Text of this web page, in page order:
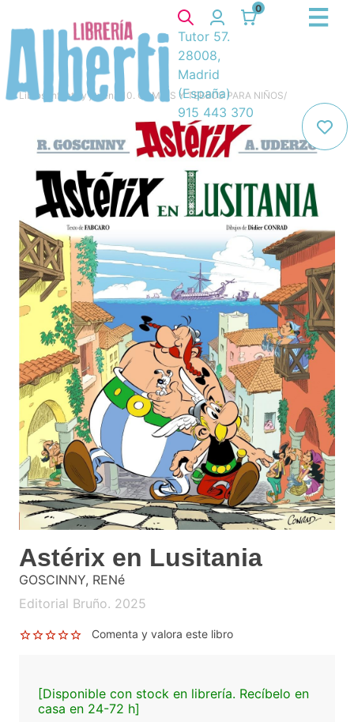
0
Tutor 57.
28008,
Madrid
(España)
915 443 370
Libros Infantil y juvenil 10. COMICS Y TEBEOS PARA NIÑOS/
Astérix en Lusitania
GOSCINNY, RENé
Editorial Bruño. 2025
Comenta y valora este libro
[Disponible con stock en librería. Recíbelo en
casa en 24-72 h]